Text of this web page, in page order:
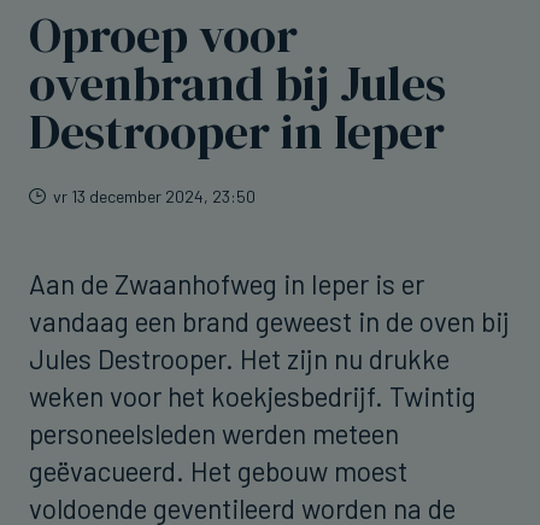
Oproep voor
ovenbrand bij Jules
Destrooper in Ieper
vr 13 december 2024, 23:50
Aan de Zwaanhofweg in Ieper is er
vandaag een brand geweest in de oven bij
Jules Destrooper. Het zijn nu drukke
weken voor het koekjesbedrijf. Twintig
personeelsleden werden meteen
geëvacueerd. Het gebouw moest
voldoende geventileerd worden na de